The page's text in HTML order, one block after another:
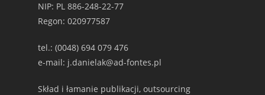
NIP: PL 886-248-22-77
Regon: 020977587
tel.: (0048) 694 079 476
e-mail: j.danielak@ad-fontes.pl
Skład i łamanie publikacji, outsourcing